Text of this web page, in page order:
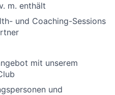
m. enthält
und Coaching-Sessions
mit unserem
und